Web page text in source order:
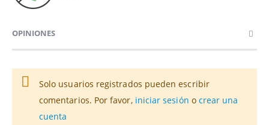
OPINIONES
Solo usuarios registrados pueden escribir
comentarios. Por favor, iniciar sesión o crear una
cuenta